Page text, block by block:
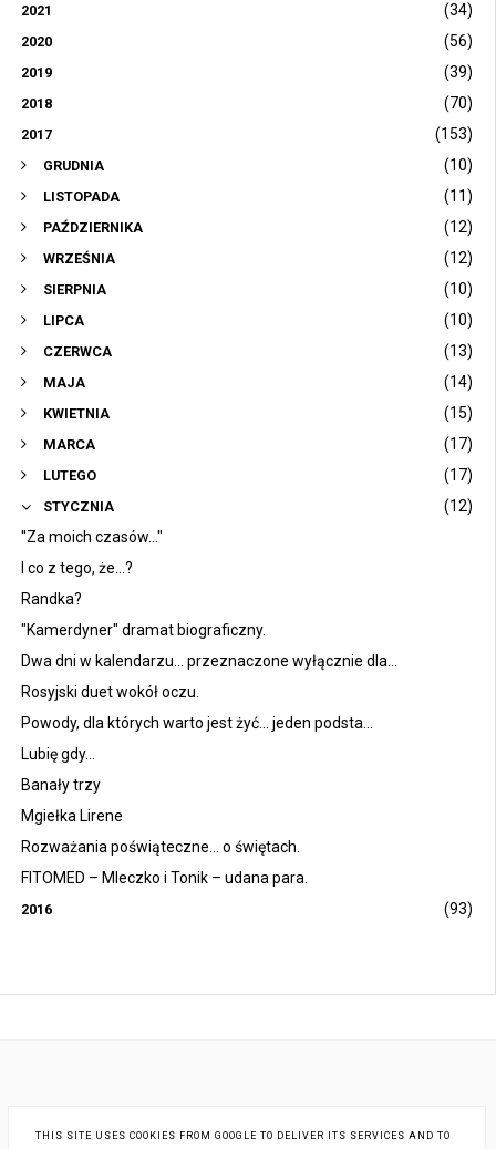
2021 (34)
2020 (56)
2019 (39)
2018 (70)
2017 (153)
GRUDNIA (10)
LISTOPADA (11)
PAŹDZIERNIKA (12)
WRZEŚNIA (12)
SIERPNIA (10)
LIPCA (10)
CZERWCA (13)
MAJA (14)
KWIETNIA (15)
MARCA (17)
LUTEGO (17)
STYCZNIA
(12)
''Za moich czasów..."
I co z tego, że...?
Randka?
"Kamerdyner" dramat biograficzny.
Dwa dni w kalendarzu... przeznaczone wyłącznie dla...
Rosyjski duet wokół oczu.
Powody, dla których warto jest żyć... jeden podsta...
Lubię gdy...
Banały trzy
Mgiełka Lirene
Rozważania poświąteczne... o świętach.
FITOMED – Mleczko i Tonik – udana para.
2016 (93)
THIS SITE USES COOKIES FROM GOOGLE TO DELIVER ITS SERVICES AND TO